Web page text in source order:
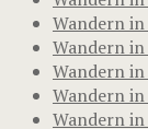
Wandern
Wandern
Wandern
Wandern
Wandern